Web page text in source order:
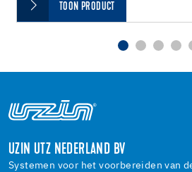
TOON PRODUCT
UZIN UTZ NEDERLAND BV
Systemen voor het voorbereiden van